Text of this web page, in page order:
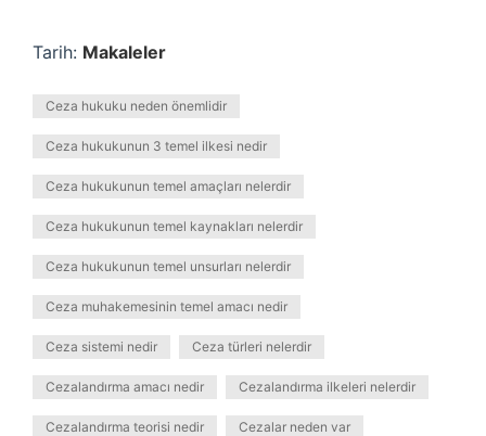
Tarih: Makaleler
Ceza hukuku neden önemlidir
Ceza hukukunun 3 temel ilkesi nedir
Ceza hukukunun temel amaçları nelerdir
Ceza hukukunun temel kaynakları nelerdir
Ceza hukukunun temel unsurları nelerdir
Ceza muhakemesinin temel amacı nedir
Ceza sistemi nedir Ceza türleri nelerdir
Cezalandırma amacı nedir Cezalandırma ilkeleri nelerdir
Cezalandırma teorisi nedir Cezalar neden var